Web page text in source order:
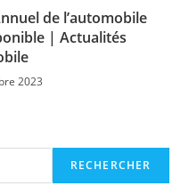
de l’automobile
| Actualités
2023
RECHERCHER